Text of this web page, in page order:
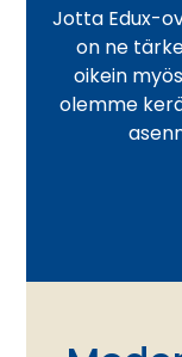
Jotta Edux-
on ne
oikein
olemme